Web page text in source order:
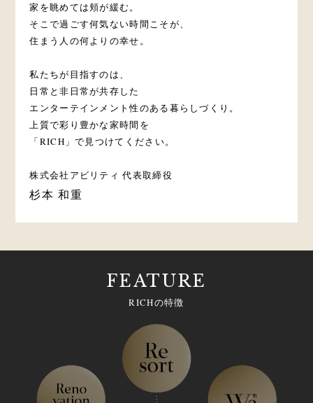
家を眺めては頬が緩む。
そこで過ごす何気ない時間こそが、
住まう人の何よりの幸せ。
私たちが目指すのは、
日常と非日常が共存した
エンターテインメント性のある暮らしづくり。
上質で彩り豊かな家時間を
「RICH」で見つけてください。
株式会社アビリティ 代表取締役
杉本 和重
FEATURE
RICHの特徴